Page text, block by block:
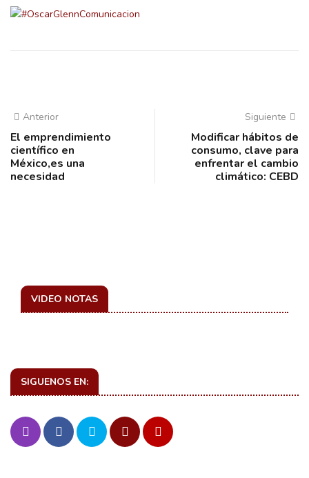
Anterior
El emprendimiento
científico en
México,es una
necesidad
Siguiente
Modificar hábitos de
consumo, clave para
enfrentar el cambio
climático: CEBD
VIDEO NOTAS
SIGUENOS EN: